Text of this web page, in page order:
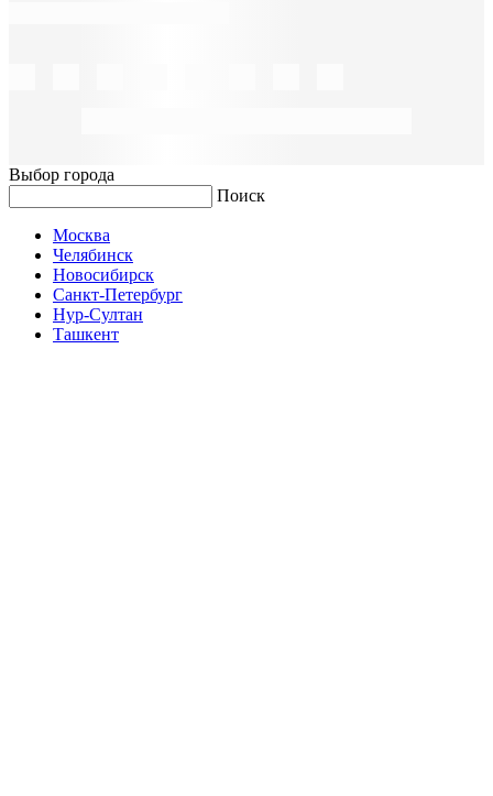
Выбор города
Поиск
Москва
Челябинск
Новосибирск
Санкт-Петербург
Нур-Султан
Ташкент